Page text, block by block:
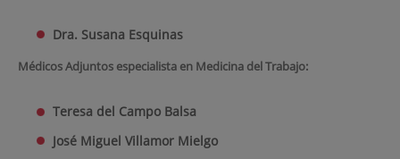
Dra. Susana Esquinas
Médicos Adjuntos especialista en Medicina del Trabajo:
Teresa del Campo Balsa
José Miguel Villamor Mielgo